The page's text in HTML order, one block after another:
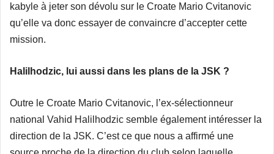
kabyle à jeter son dévolu sur le Croate Mario Cvitanovic
qu’elle va donc essayer de convaincre d’accepter cette
mission.
Halilhodzic, lui aussi dans les plans de la JSK ?
Outre le Croate Mario Cvitanovic, l’ex-sélectionneur
national Vahid Halilhodzic semble également intéresser la
direction de la JSK. C’est ce que nous a affirmé une